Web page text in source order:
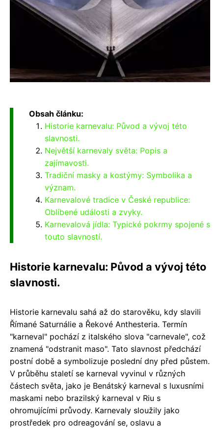
Obsah článku:
Historie karnevalu: Původ a vývoj této
slavnosti.
Největší karnevaly světa: Popis a
zajímavosti.
Tradiční masky a kostýmy: Symbolika a
význam.
Karnevalové tradice v České republice:
Oblíbené události a zvyky.
Karnevalová jídla: Typické pokrmy spojené s
touto slavností.
Historie karnevalu: Původ a vývoj této
slavnosti.
Historie karnevalu sahá až do starověku, kdy slavili
Římané Saturnálie a Řekové Anthesteria. Termín
"karneval" pochází z italského slova "carnevale", což
znamená "odstranit maso". Tato slavnost předchází
postní době a symbolizuje poslední dny před půstem.
V průběhu staletí se karneval vyvinul v různých
částech světa, jako je Benátský karneval s luxusními
maskami nebo brazilský karneval v Riu s
ohromujícími průvody. Karnevaly sloužily jako
prostředek pro odreagování se, oslavu a